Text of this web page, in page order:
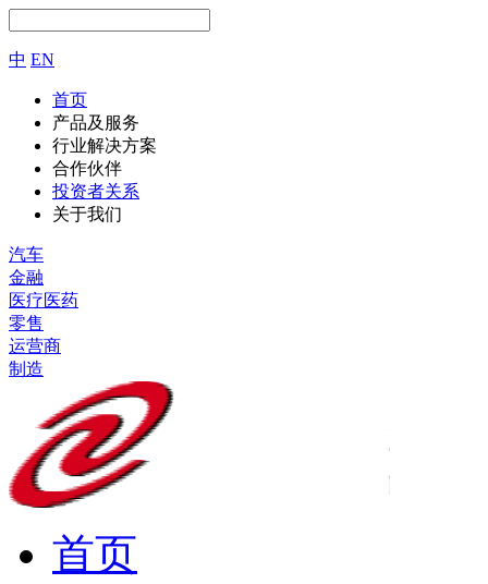
中 EN
首页
产品及服务
行业解决方案
合作伙伴
投资者关系
关于我们
汽车
金融
医疗医药
零售
运营商
制造
首页